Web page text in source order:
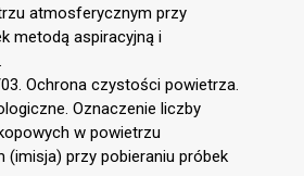
atmosferycznym przy
metodą aspiracyjną i
Ochrona czystości powietrza.
Oznaczenie liczby
w powietrzu
przy pobieraniu próbek